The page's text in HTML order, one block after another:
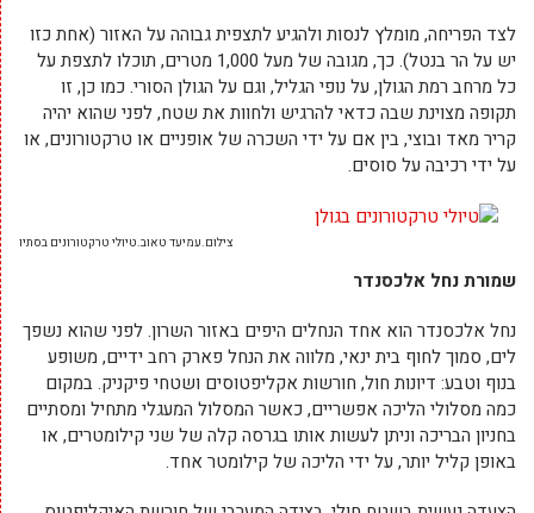
לצד הפריחה, מומלץ לנסות ולהגיע לתצפית גבוהה על האזור (אחת כזו
יש על הר בנטל). כך, מגובה של מעל 1,000 מטרים, תוכלו לתצפת על
כל מרחב רמת הגולן, על נופי הגליל, וגם על הגולן הסורי. כמו כן, זו
תקופה מצוינת שבה כדאי להרגיש ולחוות את שטח, לפני שהוא יהיה
קריר מאד ובוצי, בין אם על ידי השכרה של אופניים או טרקטורונים, או
על ידי רכיבה על סוסים.
צילום.עמיעד טאוב.טיולי טרקטורונים בסתיו
שמורת נחל אלכסנדר
נחל אלכסנדר הוא אחד הנחלים היפים באזור השרון. לפני שהוא נשפך
לים, סמוך לחוף בית ינאי, מלווה את הנחל פארק רחב ידיים, משופע
בנוף וטבע: דיונות חול, חורשות אקליפטוסים ושטחי פיקניק. במקום
כמה מסלולי הליכה אפשריים, כאשר המסלול המעגלי מתחיל ומסתיים
בחניון הבריכה וניתן לעשות אותו בגרסה קלה של שני קילומטרים, או
באופן קליל יותר, על ידי הליכה של קילומטר אחד.